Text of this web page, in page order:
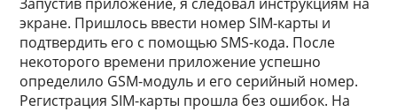
экране. Пришлось ввести номер SIM-карты и
подтвердить его с помощью SMS-кода. После
некоторого времени приложение успешно
определило GSM-модуль и его серийный номер.
Регистрация SIM-карты прошла без ошибок. На